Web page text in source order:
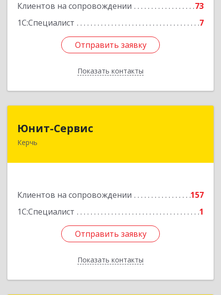
Клиентов на сопровождении
73
1С:Специалист
7
Отправить заявку
Показать контакты
Отправить заявку
Назад
Юнит-Сервис
Керчь
Клиентов на сопровождении
157
1С:Специалист
1
Отправить заявку
Показать контакты
298300, Крым Респ, Керчь г, Кооперативный
Отправить заявку
Назад